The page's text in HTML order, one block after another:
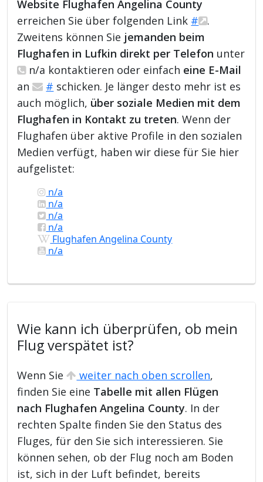
Website Flughafen Angelina County
erreichen Sie über folgenden Link #
.
Zweitens können Sie jemanden beim
Flughafen in Lufkin direkt per Telefon unter
n/a kontaktieren oder einfach eine E-Mail
an
# schicken. Je länger desto mehr ist es
auch möglich, über soziale Medien mit dem
Flughafen in Kontakt zu treten. Wenn der
Flughafen über aktive Profile in den sozialen
Medien verfügt, haben wir diese für Sie hier
aufgelistet:
n/a
n/a
n/a
n/a
Flughafen Angelina County
n/a
Wie kann ich überprüfen, ob mein
Flug verspätet ist?
Wenn Sie weiter nach oben scrollen,
finden Sie eine Tabelle mit allen Flügen
nach Flughafen Angelina County. In der
rechten Spalte finden Sie den Status des
Fluges, für den Sie sich interessieren. Sie
können sehen, ob der Flug noch am Boden
ist, sich in der Luft befindet, bereits